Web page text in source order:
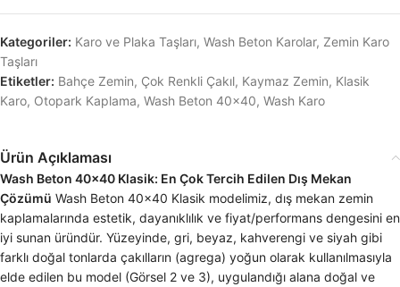
Kategoriler: Karo ve Plaka Taşları, Wash Beton Karolar, Zemin Karo
Taşları
Etiketler: Bahçe Zemin, Çok Renkli Çakıl, Kaymaz Zemin, Klasik
Karo, Otopark Kaplama, Wash Beton 40x40, Wash Karo
Ürün Açıklaması
Wash Beton 40×40 Klasik: En Çok Tercih Edilen Dış Mekan
Çözümü Wash Beton 40×40 Klasik modelimiz, dış mekan zemin
kaplamalarında estetik, dayanıklılık ve fiyat/performans dengesini en
iyi sunan üründür. Yüzeyinde, gri, beyaz, kahverengi ve siyah gibi
farklı doğal tonlarda çakılların (agrega) yoğun olarak kullanılmasıyla
elde edilen bu model (Görsel 2 ve 3), uygulandığı alana doğal ve